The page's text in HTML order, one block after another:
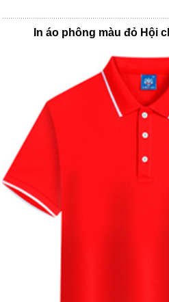
In áo phông màu đỏ Hội